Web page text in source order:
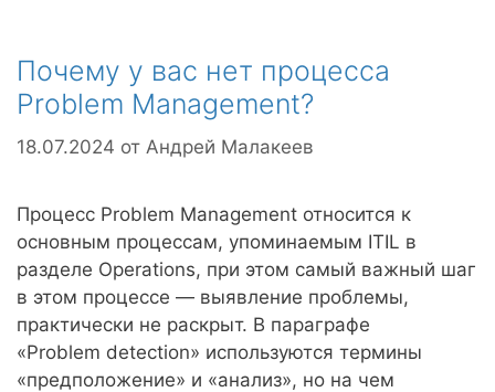
Почему у вас нет процесса
Problem Management?
18.07.2024 от Андрей Малакеев
Процесс Problem Management относится к
основным процессам, упоминаемым ITIL в
разделе Operations, при этом самый важный шаг
в этом процессе — выявление проблемы,
практически не раскрыт. В параграфе
«Problem detection» используются термины
«предположение» и «анализ», но на чем